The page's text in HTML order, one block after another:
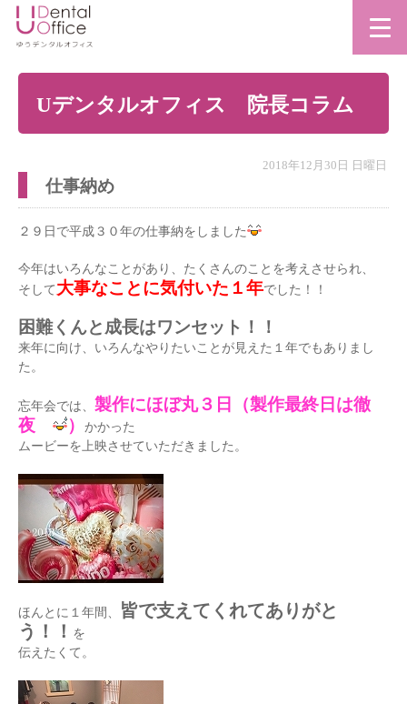
Uデンタルオフィス 院長コラム
2018年12月30日 日曜日
仕事納め
２９日で平成３０年の仕事納をしました
今年はいろんなことがあり、たくさんのことを考えさせられ、
そして大事なことに気付いた１年でした！！
困難くんと成長はワンセット！！
来年に向け、いろんなやりたいことが見えた１年でもありまし
た。
忘年会では、 製作にほぼ丸３日（製作最終日は徹
夜
）
かかった
ムービーを上映させていただきました。
ほんとに１年間、
皆で支えてくれてありがと
う！！ を
伝えたくて。